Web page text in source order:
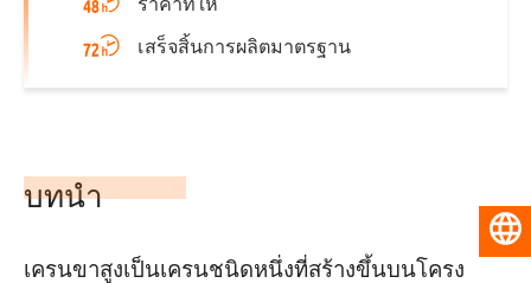
เสร็จสิ้นการผลิตมาตรฐาน
บทนำ
เครนขาสูงเป็นเครนชนิดหนึ่งที่สร้างขึ้นบนโครง
ไทย